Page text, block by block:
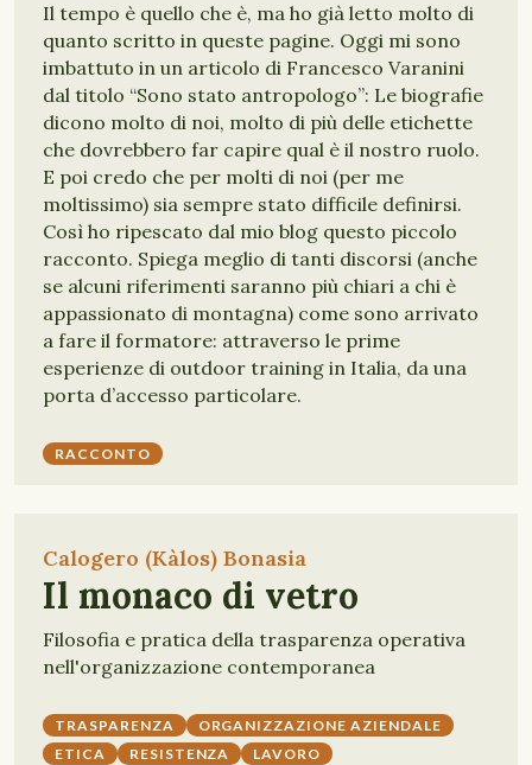
Il tempo è quello che è, ma ho già letto molto di
quanto scritto in queste pagine. Oggi mi sono
imbattuto in un articolo di Francesco Varanini
dal titolo “Sono stato antropologo”: Le biografie
dicono molto di noi, molto di più delle etichette
che dovrebbero far capire qual è il nostro ruolo.
E poi credo che per molti di noi (per me
moltissimo) sia sempre stato difficile definirsi.
Così ho ripescato dal mio blog questo piccolo
racconto. Spiega meglio di tanti discorsi (anche
se alcuni riferimenti saranno più chiari a chi è
appassionato di montagna) come sono arrivato
a fare il formatore: attraverso le prime
esperienze di outdoor training in Italia, da una
porta d’accesso particolare.
RACCONTO
Calogero (Kàlos) Bonasia
Il monaco di vetro
Filosofia e pratica della trasparenza operativa
nell'organizzazione contemporanea
TRASPARENZA
ORGANIZZAZIONE AZIENDALE
ETICA
RESISTENZA LAVORO